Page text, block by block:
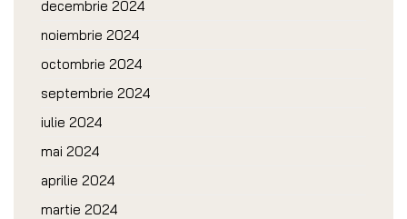
decembrie 2024
noiembrie 2024
octombrie 2024
septembrie 2024
iulie 2024
mai 2024
aprilie 2024
martie 2024